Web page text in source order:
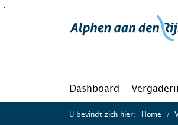
Ga naar de inhoud van deze pagina
Dashboard
U bevindt zich hier: Home